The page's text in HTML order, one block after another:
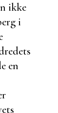
ikke
i
en